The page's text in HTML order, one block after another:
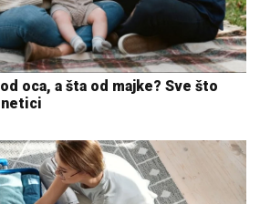
oca, a šta od majke? Sve što